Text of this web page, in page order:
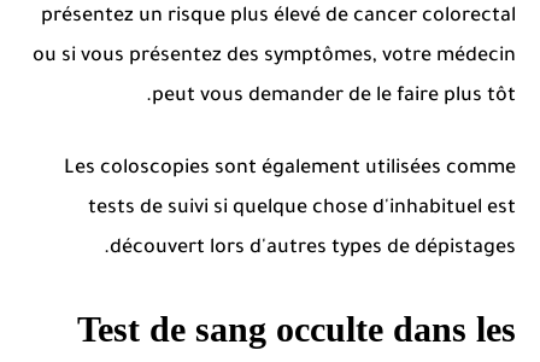
présentez un risque plus élevé de cancer colorectal
ou si vous présentez des symptômes, votre médecin
peut vous demander de le faire plus tôt.
Les coloscopies sont également utilisées comme
tests de suivi si quelque chose d'inhabituel est
découvert lors d'autres types de dépistages.
Test de sang occulte dans les